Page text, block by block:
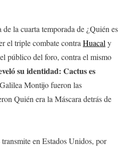
de la cuarta temporada de ¿Quién es
el triple combate contra Huacal y
público del foro, contra el mismo
su identidad: Cactus es
Montijo fueron las
Quién era la Máscara detrás de
en Estados Unidos, por